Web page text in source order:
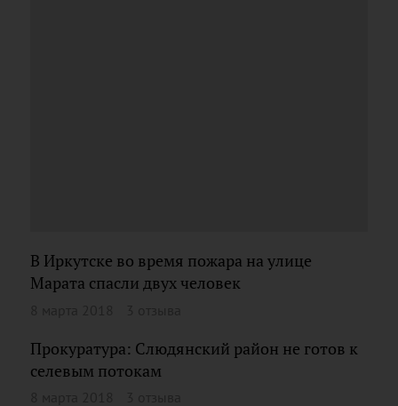
В Иркутске во время пожара на улице
Марата спасли двух человек
Прокуратура: Слюдянский район не готов к
селевым потокам